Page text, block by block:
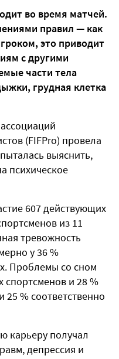
во время матчей.
правил — как
это приводит
с другими
части тела
грудная клетка
(FIFPro) провела
выяснить,
психическое
607 действующих
из 11
тревожность
у 36 %
Проблемы со сном
спортсменов и 28 %
% соответственно
карьеру получал
депрессия и